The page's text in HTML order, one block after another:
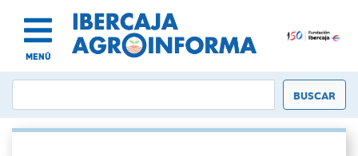
MENÚ